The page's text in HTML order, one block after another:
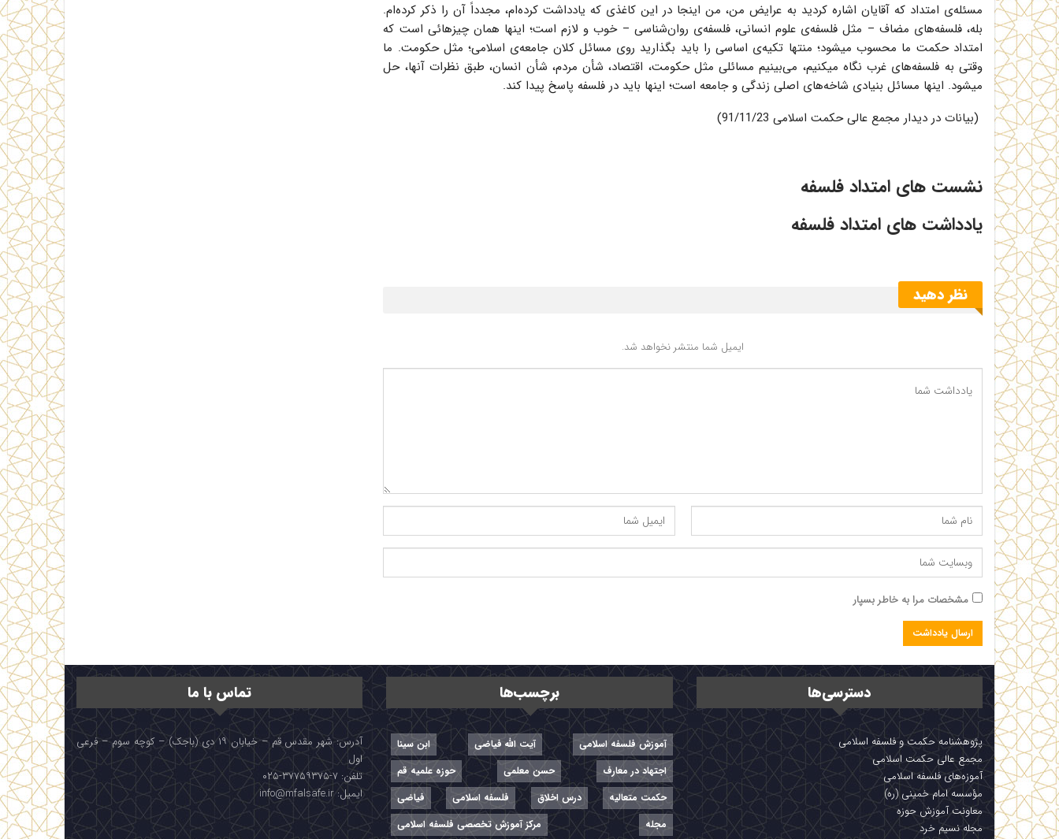
مسئله‌ی امتداد که آقایان اشاره کردید به عرایض من، من اینجا در این کاغذی که یادداشت کرده‌ام، مجدداً آن را ذکر کرده‌ام.
بله، فلسفه‌های مضاف – مثل فلسفه‌ی علوم انسانی، فلسفه‌ی روان‌شناسی – خوب و لازم است؛ اینها همان چیزهائی است که
امتداد حکمت ما محسوب میشود؛ منتها تکیه‌ی اساسی را باید بگذارید روی مسائل کلان جامعه‌ی اسلامی؛ مثل حکومت. ما
وقتی به فلسفه‌های غرب نگاه میکنیم، می‌بینیم مسائلی مثل حکومت، اقتصاد، شأن مردم، شأن انسان، طبق نظرات آنها، حل
میشود. اینها مسائل بنیادی شاخه‌های اصلی زندگی و جامعه است؛ اینها باید در فلسفه پاسخ پیدا کند.
(بیانات در دیدار مجمع عالی حکمت اسلامی 91/11/23)
نشست های امتداد فلسفه
یادداشت های امتداد فلسفه
نظر دهید
ایمیل شما منتشر نخواهد شد.
مشخصات مرا به خاطر بسپار
دسترسی‌ها
پژوهشنامه حکمت و فلسفه اسلامی
مجمع عالی حکمت اسلامی
آموزه‌های فلسفه اسلامی
مؤسسه امام خمینی (ره)
معاونت آموزش حوزه
مجله نسیم خرد
برچسب‌ها
آموزش فلسفه اسلامی آیت الله فیاضی
ابن سینا
اجتهاد در معارف
حسن معلمی
حوزه علمیه قم
حکمت متعالیه
درس اخلاق فلسفه اسلامی
فیاضی
مجله
مرکز آموزش تخصصی فلسفه اسلامی
تماس با ما
آدرس: شهر مقدس قم – خیابان ۱۹ دی (باجک) – کوچه سوم – فرعی
اول
تلفن: ۷-۳۷۷۵۹۳۷۵-۰۲۵
ایمیل: info@mfalsafe.ir